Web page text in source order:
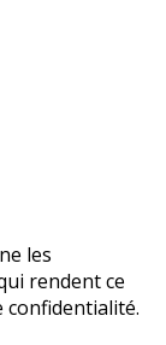
les
rendent ce